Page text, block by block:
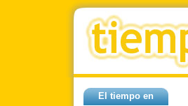
El tiempo en